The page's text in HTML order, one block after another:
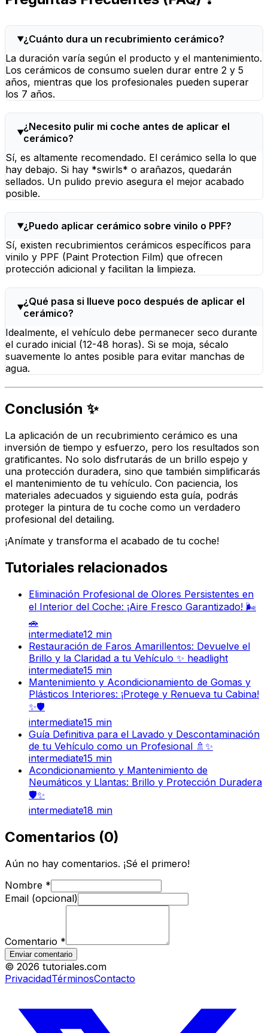
¿Cuánto dura un recubrimiento cerámico?
La duración varía según el producto y el mantenimiento.
Los cerámicos de consumo suelen durar entre 2 y 5
años, mientras que los profesionales pueden superar
los 7 años.
¿Necesito pulir mi coche antes de aplicar el
cerámico?
Sí, es altamente recomendado. El cerámico sella lo que
hay debajo. Si hay *swirls* o arañazos, quedarán
sellados. Un pulido previo asegura el mejor acabado
posible.
¿Puedo aplicar cerámico sobre vinilo o PPF?
Sí, existen recubrimientos cerámicos específicos para
vinilo y PPF (Paint Protection Film) que ofrecen
protección adicional y facilitan la limpieza.
¿Qué pasa si llueve poco después de aplicar el
cerámico?
Idealmente, el vehículo debe permanecer seco durante
el curado inicial (12-48 horas). Si se moja, sécalo
suavemente lo antes posible para evitar manchas de
agua.
Conclusión ✨
La aplicación de un recubrimiento cerámico es una
inversión de tiempo y esfuerzo, pero los resultados son
gratificantes. No solo disfrutarás de un brillo espejo y
una protección duradera, sino que también simplificarás
el mantenimiento de tu vehículo. Con paciencia, los
materiales adecuados y siguiendo esta guía, podrás
proteger la pintura de tu coche como un verdadero
profesional del detailing.
¡Anímate y transforma el acabado de tu coche!
Tutoriales relacionados
Eliminación Profesional de Olores Persistentes en
el Interior del Coche: ¡Aire Fresco Garantizado! 🌬️
🚗
intermediate12 min
Restauración de Faros Amarillentos: Devuelve el
Brillo y la Claridad a tu Vehículo ✨ headlight
intermediate15 min
Mantenimiento y Acondicionamiento de Gomas y
Plásticos Interiores: ¡Protege y Renueva tu Cabina!
✨🛡️
intermediate15 min
Guía Definitiva para el Lavado y Descontaminación
de tu Vehículo como un Profesional 🚿✨
intermediate15 min
Acondicionamiento y Mantenimiento de
Neumáticos y Llantas: Brillo y Protección Duradera
🛡️✨
intermediate18 min
Comentarios (0)
Aún no hay comentarios. ¡Sé el primero!
Nombre *
Email (opcional)
Comentario *
Enviar comentario
© 2026 tutoriales.com
PrivacidadTérminosContacto